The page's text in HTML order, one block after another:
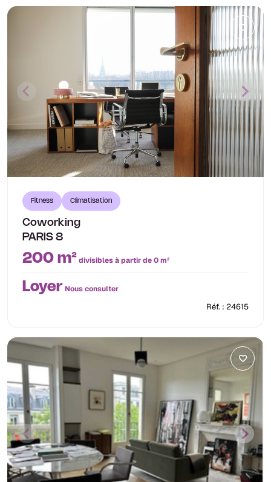
Fitness Climatisation
Coworking
PARIS 8
200 m²divisibles à partir de 0 m²
Loyer Nous consulter
Réf. : 24615